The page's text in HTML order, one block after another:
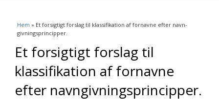
Du är här
Hem » Et forsigtigt forslag til klassifikation af fornavne efter navn­
givningsprincipper.
Et forsigtigt forslag til
klassifikation af fornavne
efter navn­givningsprincipper.